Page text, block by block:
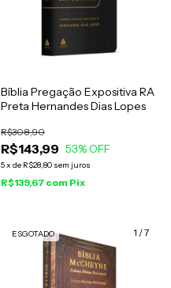
Bíblia Pregação Expositiva RA
Preta Hernandes Dias Lopes
R$143,99
R$308,90
53% OFF
5x de R$28,80 sem juros
R$139,67 com Pix
1 /7
ESGOTADO